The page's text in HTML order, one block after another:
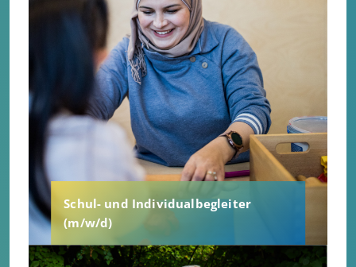
Schul- und Individualbegleiter
(m/w/d)